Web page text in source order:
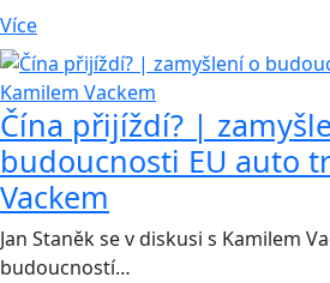
Více
Čína přijíždí? |
budoucnosti EU auto
Vackem
Jan Staněk se v diskusi s Kamilem
budoucností…